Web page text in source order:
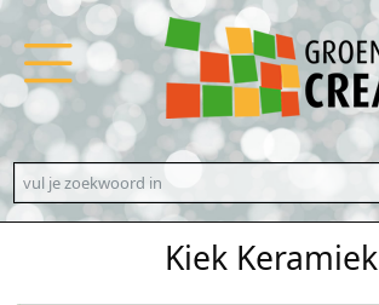
Kiek Keramiek